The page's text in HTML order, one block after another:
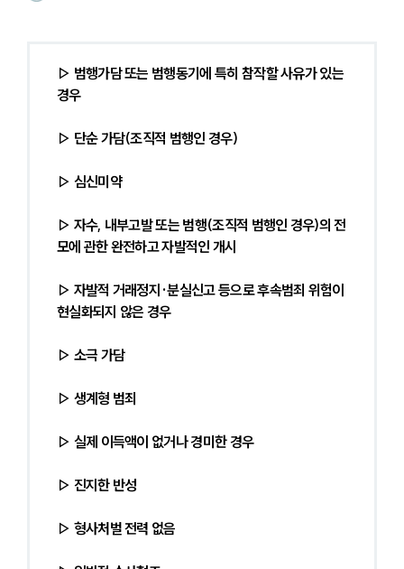
▷ 범행가담 또는 범행동기에 특히 참작할 사유가 있는
경우
▷ 단순 가담(조직적 범행인 경우)
▷ 심신미약
▷ 자수, 내부고발 또는 범행(조직적 범행인 경우)의 전
모에 관한 완전하고 자발적인 개시
▷ 자발적 거래정지·분실신고 등으로 후속범죄 위험이
현실화되지 않은 경우
▷ 소극 가담
▷ 생계형 범죄
▷ 실제 이득액이 없거나 경미한 경우
▷ 진지한 반성
▷ 형사처벌 전력 없음